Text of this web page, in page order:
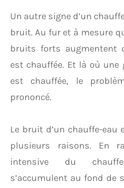
Un autre signe d’un
bruit. Au fur et à mesure
bruits forts augmentent
est chauffée. Et là où une
est chauffée, le
prononcé.
Le bruit d’un chauffe-eau
plusieurs raisons. En
intensive du
s’accumulent au fond de